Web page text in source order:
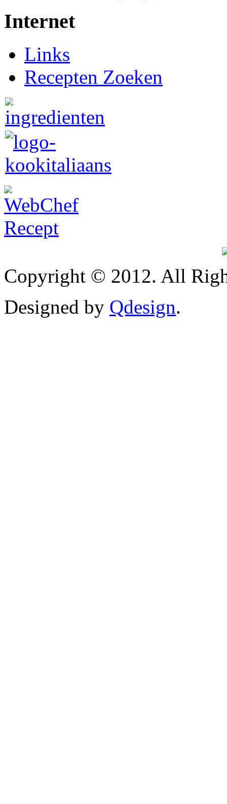
Internet
Links
Recepten Zoeken
Copyright © 2012. All
Designed by Qdesign.